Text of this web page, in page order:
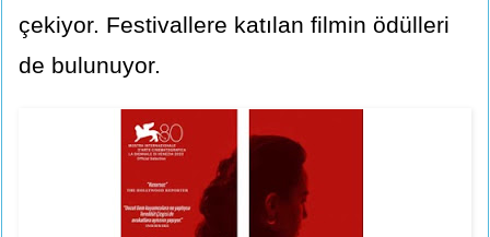
çekiyor. Festivallere katılan filmin ödülleri
de bulunuyor.